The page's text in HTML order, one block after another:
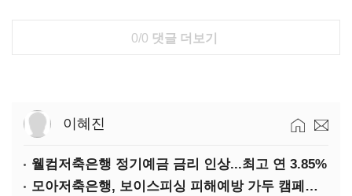
0/0 댓글 더보기
이혜진
웰컴저축은행 정기예금 금리 인상...최고 연 3.85%
모아저축은행, 보이스피싱 피해예방 가두 캠페인 실시